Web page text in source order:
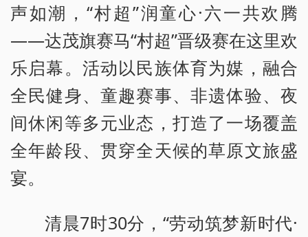
声如潮，“村超”润童心·六一共欢腾
——达茂旗赛马“村超”晋级赛在这里欢
乐启幕。活动以民族体育为媒，融合
全民健身、童趣赛事、非遗体验、夜
间休闲等多元业态，打造了一场覆盖
全年龄段、贯穿全天候的草原文旅盛
宴。
清晨7时30分，“劳动筑梦新时代·